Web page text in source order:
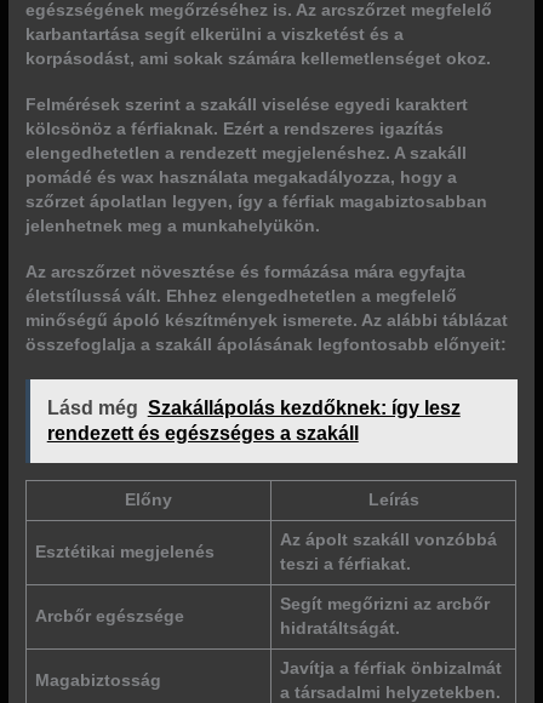
egészségének megőrzéséhez is. Az arcszőrzet megfelelő
karbantartása segít elkerülni a viszketést és a
korpásodást, ami sokak számára kellemetlenséget okoz.
Felmérések szerint a szakáll viselése egyedi karaktert
kölcsönöz a férfiaknak. Ezért a rendszeres igazítás
elengedhetetlen a rendezett megjelenéshez. A szakáll
pomádé és wax használata megakadályozza, hogy a
szőrzet ápolatlan legyen, így a férfiak magabiztosabban
jelenhetnek meg a munkahelyükön.
Az arcszőrzet növesztése és formázása mára egyfajta
életstílussá vált. Ehhez elengedhetetlen a megfelelő
minőségű ápoló készítmények ismerete. Az alábbi táblázat
összefoglalja a szakáll ápolásának legfontosabb előnyeit:
Lásd még Szakállápolás kezdőknek: így lesz
rendezett és egészséges a szakáll
Előny Leírás
Esztétikai megjelenés
Az ápolt szakáll vonzóbbá
teszi a férfiakat.
Arcbőr egészsége
Segít megőrizni az arcbőr
hidratáltságát.
Magabiztosság
Javítja a férfiak önbizalmát
a társadalmi helyzetekben.